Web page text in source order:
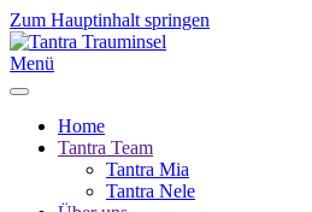
Zum Hauptinhalt springen
Menü
Home
Tantra Team
Tantra Mia
Tantra Nele